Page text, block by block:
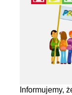
Informujemy,